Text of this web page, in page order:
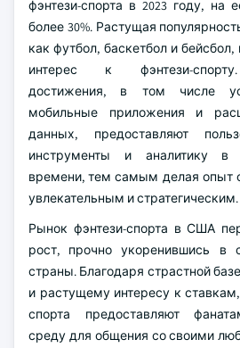
фэнтези-спорта в 2023 году, на
более 30%. Растущая
как футбол, баскетбол и
интерес к фэнтези-спорту.
достижения, в том числе
мобильные приложения и
данных, предоставляют
инструменты и аналитику в
времени, тем самым делая опыт
увлекательным и стратегическим.
Рынок фэнтези-спорта в США
рост, прочно укоренившись в
страны. Благодаря страстной
и растущему интересу к
спорта предоставляют
среду для общения со своими